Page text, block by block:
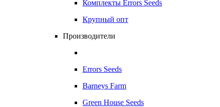
Комплекты Errors Seeds
Крупный опт
Производители
Errors Seeds
Barneys Farm
Green House Seeds